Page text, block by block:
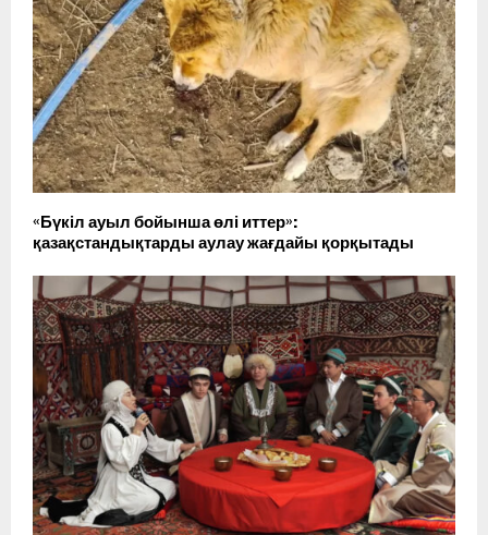
«Бүкіл ауыл бойынша өлі иттер»:
қазақстандықтарды аулау жағдайы қорқытады